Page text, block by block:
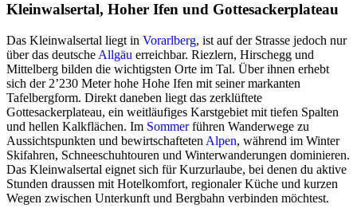
Kleinwalsertal, Hoher Ifen und Gottesackerplateau
Das Kleinwalsertal liegt in Vorarlberg, ist auf der Strasse jedoch nur
über das deutsche Allgäu erreichbar. Riezlern, Hirschegg und
Mittelberg bilden die wichtigsten Orte im Tal. Über ihnen erhebt
sich der 2’230 Meter hohe Hohe Ifen mit seiner markanten
Tafelbergform. Direkt daneben liegt das zerklüftete
Gottesackerplateau, ein weitläufiges Karstgebiet mit tiefen Spalten
und hellen Kalkflächen. Im Sommerführen Wanderwege zu
Aussichtspunkten und bewirtschafteten Alpen, während im Winter
Skifahren, Schneeschuhtouren und Winterwanderungen dominieren.
Das Kleinwalsertal eignet sich für Kurzurlaube, bei denen du aktive
Stunden draussen mit Hotelkomfort, regionaler Küche und kurzen
Wegen zwischen Unterkunft und Bergbahn verbinden möchtest.